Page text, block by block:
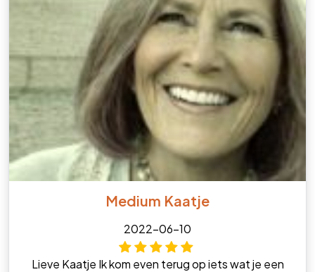
Medium Kaatje
2022-06-10
Lieve Kaatje Ik kom even terug op iets wat je een